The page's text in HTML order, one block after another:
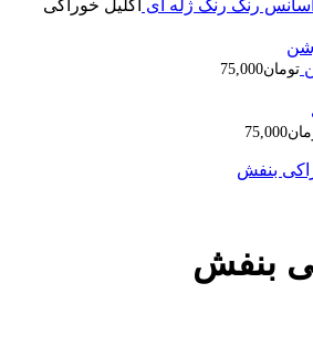
رنگ رنگ ژله ای
اکلیل خوراکی
تومان75,000
75,000
بنفش